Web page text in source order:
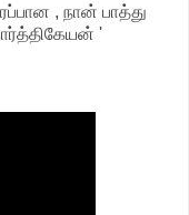
, நான் பாத்து
'